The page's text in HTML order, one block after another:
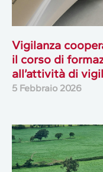
Vigilanza
il corso di
all’attività di
5 Febbraio 2026